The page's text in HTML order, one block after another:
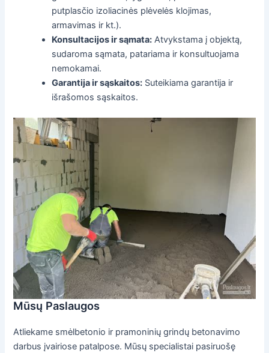
putplasčio izoliacinės plėvelės klojimas,
armavimas ir kt.).
Konsultacijos ir sąmata: Atvykstama į objektą,
sudaroma sąmata, patariama ir konsultuojama
nemokamai.
Garantija ir sąskaitos: Suteikiama garantija ir
išrašomos sąskaitos.
Mūsų Paslaugos
Atliekame smėlbetonio ir pramoninių grindų betonavimo
darbus įvairiose patalpose. Mūsų specialistai pasiruošę